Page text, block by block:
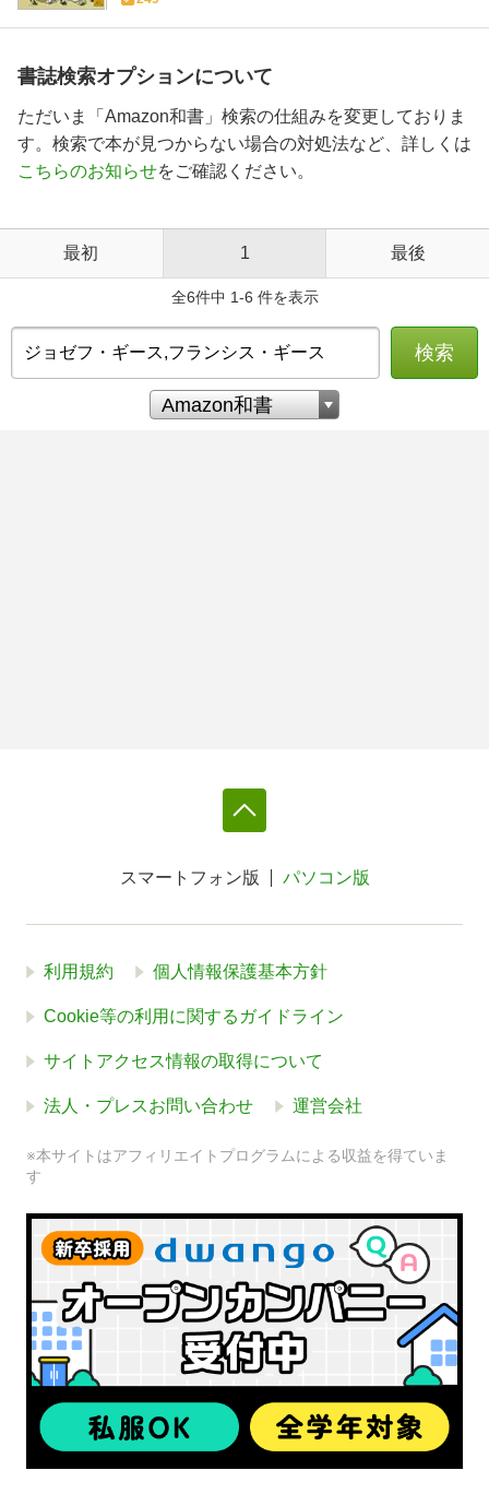
書誌検索オプションについて
ただいま「Amazon和書」検索の仕組みを変更しておりま
す。検索で本が見つからない場合の対処法など、詳しくは
こちらのお知らせをご確認ください。
最初 1 最後
全6件中 1-6 件を表示
検索
スマートフォン版 パソコン版
利用規約 個人情報保護基本方針
Cookie等の利用に関するガイドライン
サイトアクセス情報の取得について
法人・プレスお問い合わせ 運営会社
※本サイトはアフィリエイトプログラムによる収益を得ていま
す